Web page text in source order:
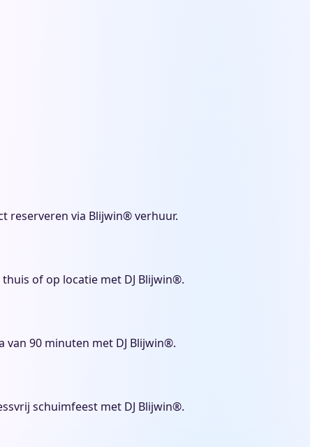
reserveren via Blijwin® verhuur.
of op locatie met DJ Blijwin®.
90 minuten met DJ Blijwin®.
schuimfeest met DJ Blijwin®.